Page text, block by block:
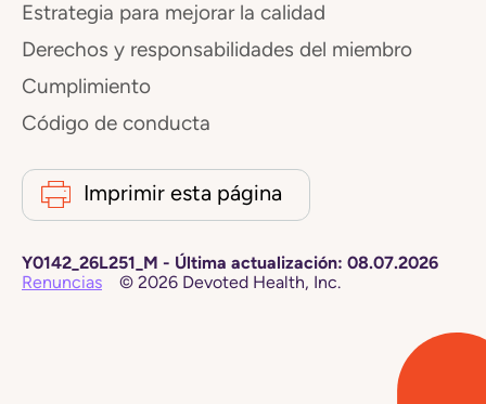
Estrategia para mejorar la calidad
Derechos y responsabilidades del miembro
Cumplimiento
Código de conducta
Imprimir esta página
Y0142_26L251_M - Última actualización: 08.07.2026
Renuncias
© 2026 Devoted Health, Inc.